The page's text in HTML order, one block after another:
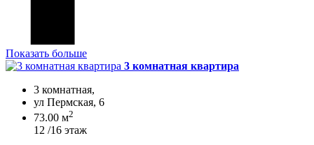
Показать больше
3 комнатная квартира
3 комнатная,
ул Пермская, 6
73.00 м2
12 /16 этаж